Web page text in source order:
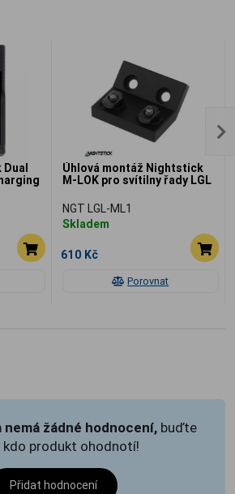
Porovnat
Úhlová montáž Nightstick
M-LOK pro svítilny řady LGL
NGT LGL-ML1
Skladem
610 Kč
žádné hodnocení, buďte
kdo produkt ohodnotí!
Přidat hodnocení